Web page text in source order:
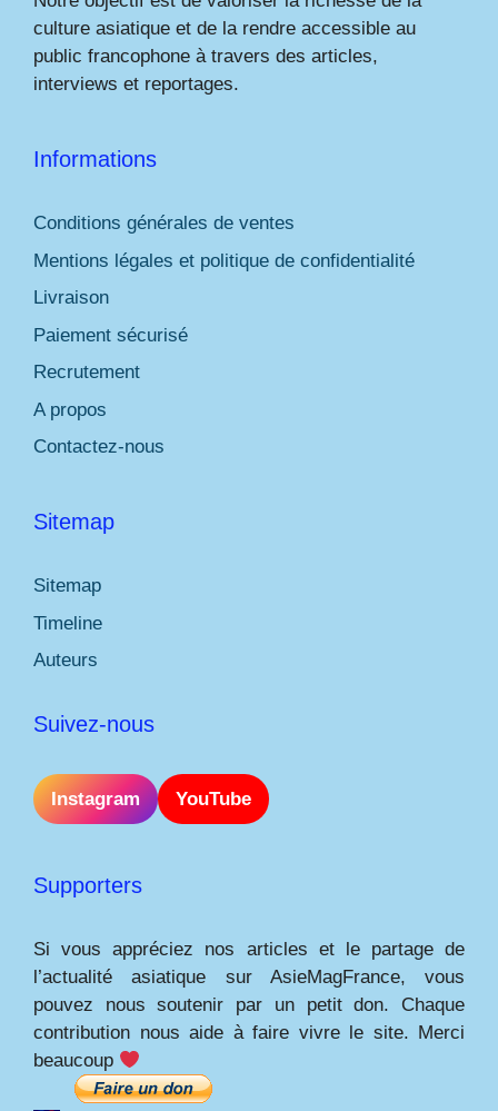
culture asiatique et de la rendre accessible au
public francophone à travers des articles,
interviews et reportages.
Informations
Conditions générales de ventes
Mentions légales et politique de confidentialité
Livraison
Paiement sécurisé
Recrutement
A propos
Contactez-nous
Sitemap
Sitemap
Timeline
Auteurs
Suivez-nous
Instagram YouTube
Supporters
Si vous appréciez nos articles et le partage de
l’actualité asiatique sur AsieMagFrance, vous
pouvez nous soutenir par un petit don. Chaque
contribution nous aide à faire vivre le site. Merci
beaucoup